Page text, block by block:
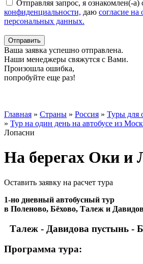
Отправляя запрос, я ознакомлен(-а)
конфиденциальности, даю согласие на
персональных данных.
Отправить
Ваша заявка успешно отправлена.
Наши менеджеры свяжутся с Вами.
Произошла ошибка,
попробуйте еще раз!
Главная » Страны » Россия » Туры для
» Тур на один день на автобусе из
Лопасни
На берегах Оки и
Оставить заявку на расчет тура
1-но дневный автобусный тур
в Поленово, Бёхово, Талеж и
Талеж - Давидова пустынь -
Программа тура: